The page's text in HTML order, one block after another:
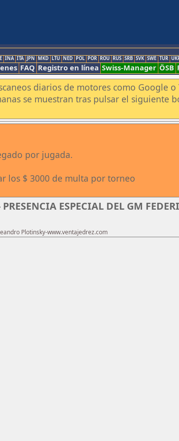
INA ITA JPN MKD LTU NED POL POR ROU RUS SRB SVK SWE TUR
FAQ Registro en línea Swiss-Manager ÖSB
diarios de motores como Google o
se muestran tras pulsar el siguiente
por jugada.
los $ 3000 de multa por torneo
ESPECIAL DEL GM
Plotinsky-www.ventajedrez.com